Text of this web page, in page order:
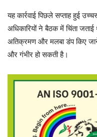
यह कार्रवाई पिछले सप्ताह हुई
अधिकारियों ने बैठक में चिंता जताई
अतिक्रमण और मलबा डंप किए
और गंभीर हो सकती है।